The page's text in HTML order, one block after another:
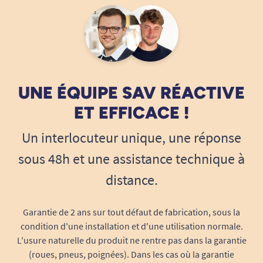
de fixation en néoprène assure une bonne
tenue sans glissement
Utilisable main droite ou main gauche
pas besoin de version spécifique
Léger et souple
: le néoprène offre confort
et adaptabilité, même en cas de main
déformée ou douloureuse
Compatible avec plusieurs ustensiles
fourchette, cuillère, brosse à dents, stylo…
Lavable et réutilisable: peut être nettoyé
facilement à la main ou en machine à basse
Discret et sobre: sa couleur sombre
permet une utilisation discrète en
collectivité ou en famille
UNE ÉQUIPE SAV RÉACTIVE
ET EFFICACE !
Un interlocuteur unique, une réponse
sous 48h et une assistance technique à
distance.
Garantie de 2 ans sur tout défaut de fabrication, sous la
condition d'une installation et d'une utilisation normale.
L'usure naturelle du produit ne rentre pas dans la garantie
(roues, pneus, poignées). Dans les cas où la garantie